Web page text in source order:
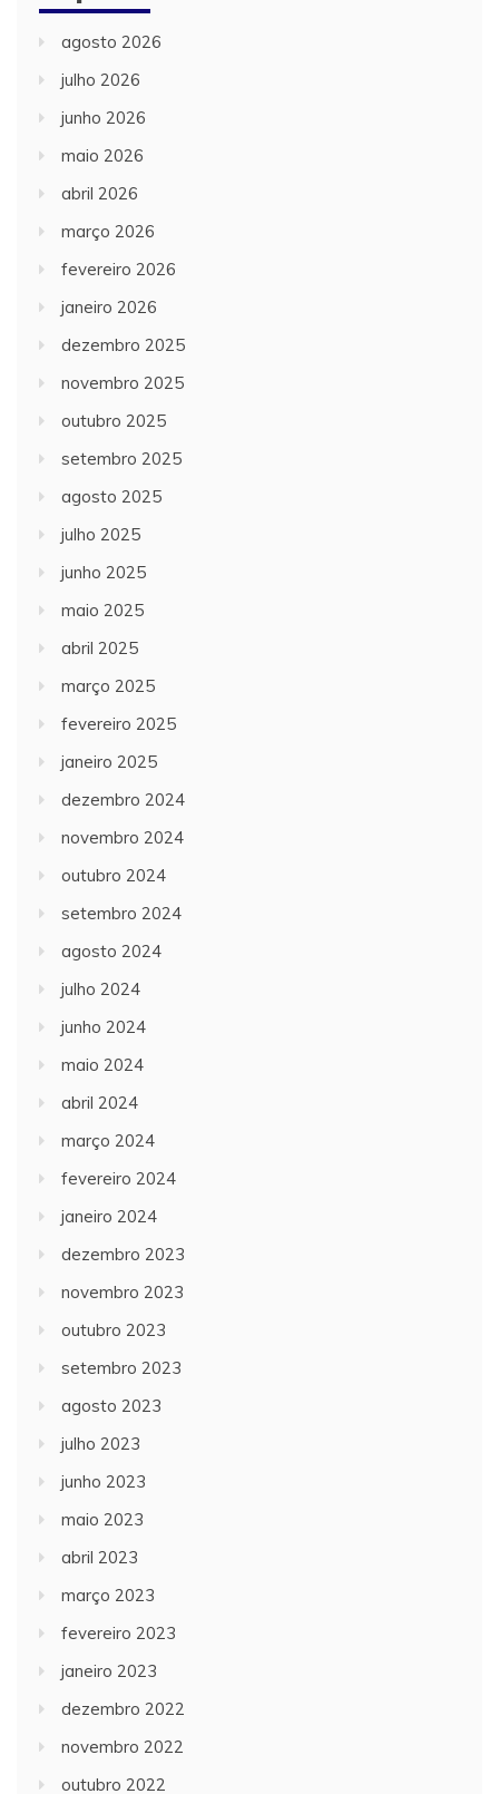
agosto 2026
julho 2026
junho 2026
maio 2026
abril 2026
março 2026
fevereiro 2026
janeiro 2026
dezembro 2025
novembro 2025
outubro 2025
setembro 2025
agosto 2025
julho 2025
junho 2025
maio 2025
abril 2025
março 2025
fevereiro 2025
janeiro 2025
dezembro 2024
novembro 2024
outubro 2024
setembro 2024
agosto 2024
julho 2024
junho 2024
maio 2024
abril 2024
março 2024
fevereiro 2024
janeiro 2024
dezembro 2023
novembro 2023
outubro 2023
setembro 2023
agosto 2023
julho 2023
junho 2023
maio 2023
abril 2023
março 2023
fevereiro 2023
janeiro 2023
dezembro 2022
novembro 2022
outubro 2022